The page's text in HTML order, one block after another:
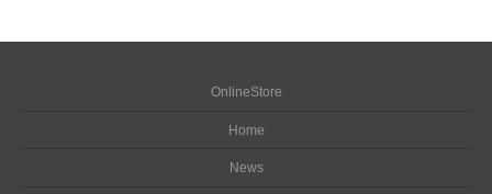
OnlineStore
Home
News